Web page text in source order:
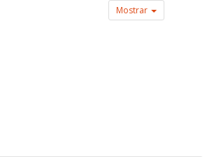
Mostrar